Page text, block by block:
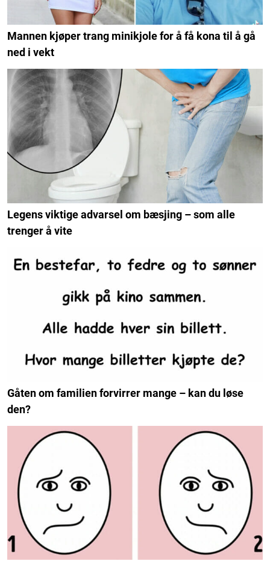
Mannen kjøper trang minikjole for å få kona til å gå
ned i vekt
Legens viktige advarsel om bæsjing – som alle
trenger å vite
Gåten om familien forvirrer mange – kan du løse
den?